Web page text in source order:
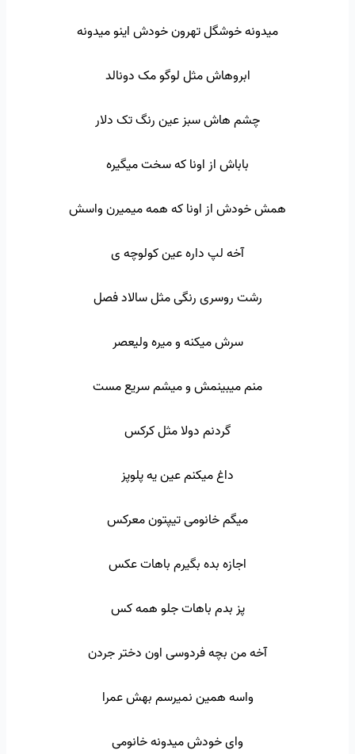
میدونه خوشگل تهرون خودش اینو میدونه
ابروهاش مثل لوگو مک دونالد
چشم هاش سبز عین رنگ تک دلار
باباش از اونا که سخت میگیره
همش خودش از اونا که همه میمیرن واسش
آخه لپ داره عین کولوچه ی
رشت روسری رنگی مثل سالاد فصل
سرش میکنه و میره ولیعصر
منم میبینمش و میشم سریع مست
گردنم دولا مثل کرکس
داغ میکنم عین یه پلوپز
میگم خانومی تیپتون معرکس
اجازه بده بگیرم باهات عکس
پز بدم باهات جلو همه کس
آخه من بچه فردوسی اون دختر جردن
واسه همین نمیرسم بهش عمرا
وای خودش میدونه خانومی